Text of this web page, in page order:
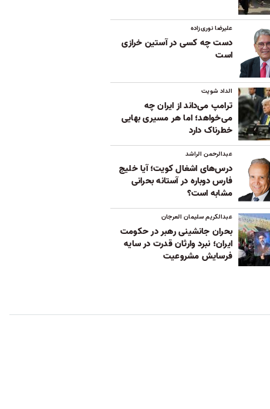
علیرضا نوری‌زاده
دست چه کسی در آستین خرازی
است
الداد شویت
ترامپ می‌داند از ایران چه
می‌خواهد؛ اما هر مسیری بهایی
خطرناک دارد
عبدالرحمن الراشد
درس‌های اشغال کویت؛ آیا خلیج
فارس دوباره در آستانه بحرانی
مشابه است؟
عبدالکریم سلیمان العرجان
بحران جانشینی رهبر در حکومت
ایران؛ نبرد وارثان قدرت در سایه
فرسایش مشروعیت